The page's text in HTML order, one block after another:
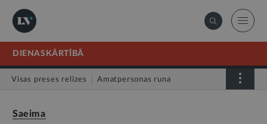
DIENASKĀRTĪBĀ
Visas preses relīzes Amatpersonas runa
Saeima